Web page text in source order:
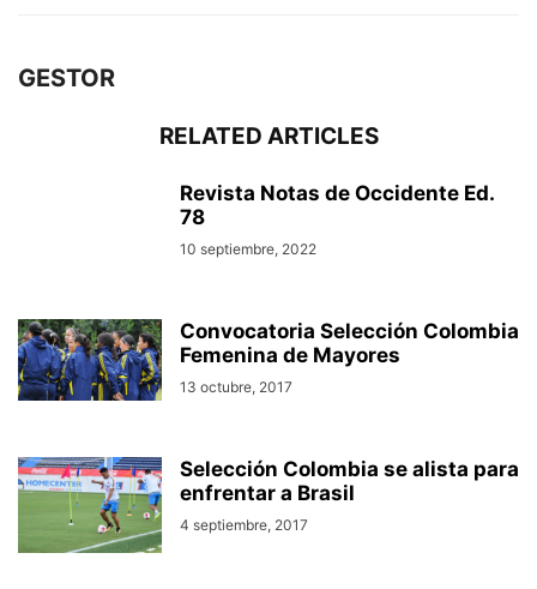
GESTOR
RELATED ARTICLES
Revista Notas de Occidente Ed.
78
10 septiembre, 2022
Convocatoria Selección Colombia
Femenina de Mayores
13 octubre, 2017
Selección Colombia se alista para
enfrentar a Brasil
4 septiembre, 2017